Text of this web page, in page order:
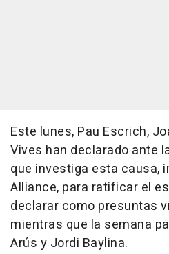
Este lunes, Pau Escrich,
Vives han declarado ante
que investiga esta causa,
Alliance, para ratificar el
declarar como presuntas
mientras que la semana
Arús y Jordi Baylina.